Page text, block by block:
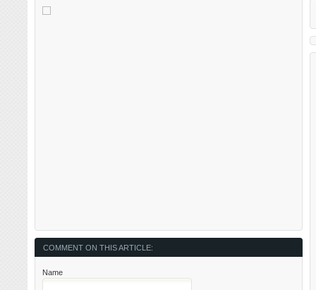
COMMENT ON THIS ARTICLE:
Name